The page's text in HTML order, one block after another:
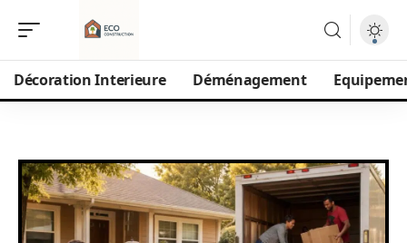
Décoration Interieure Déménagement